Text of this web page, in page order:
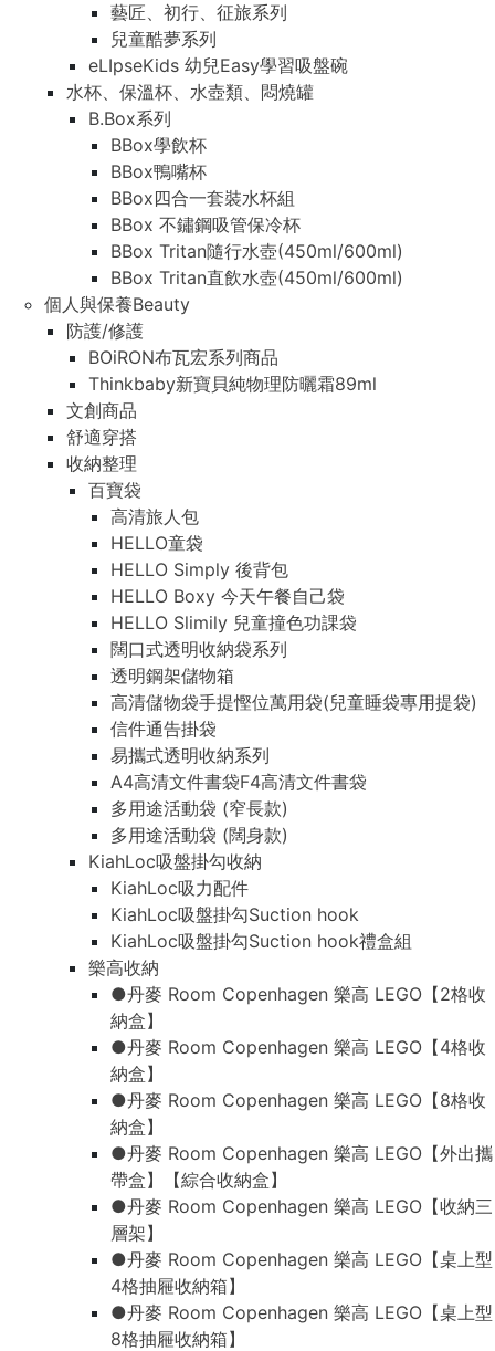
藝匠、初行、征旅系列
兒童酷夢系列
eLIpseKids 幼兒Easy學習吸盤碗
水杯、保溫杯、水壺類、悶燒罐
B.Box系列
BBox學飲杯
BBox鴨嘴杯
BBox四合一套裝水杯組
BBox 不鏽鋼吸管保冷杯
BBox Tritan隨行水壺(450ml/600ml)
BBox Tritan直飲水壺(450ml/600ml)
個人與保養Beauty
防護/修護
BOiRON布瓦宏系列商品
Thinkbaby新寶貝純物理防曬霜89ml
文創商品
舒適穿搭
收納整理
百寶袋
高清旅人包
HELLO童袋
HELLO Simply 後背包
HELLO Boxy 今天午餐自己袋
HELLO Slimily 兒童撞色功課袋
闊口式透明收納袋系列
透明鋼架儲物箱
高清儲物袋手提慳位萬用袋(兒童睡袋專用提袋)
信件通告掛袋
易攜式透明收納系列
A4高清文件書袋F4高清文件書袋
多用途活動袋 (窄長款)
多用途活動袋 (闊身款)
KiahLoc吸盤掛勾收納
KiahLoc吸力配件
KiahLoc吸盤掛勾Suction hook
KiahLoc吸盤掛勾Suction hook禮盒組
樂高收納
●丹麥 Room Copenhagen 樂高 LEGO【2格收
納盒】
●丹麥 Room Copenhagen 樂高 LEGO【4格收
納盒】
●丹麥 Room Copenhagen 樂高 LEGO【8格收
納盒】
●丹麥 Room Copenhagen 樂高 LEGO【外出攜
帶盒】【綜合收納盒】
●丹麥 Room Copenhagen 樂高 LEGO【收納三
層架】
●丹麥 Room Copenhagen 樂高 LEGO【桌上型
4格抽屜收納箱】
●丹麥 Room Copenhagen 樂高 LEGO【桌上型
8格抽屜收納箱】